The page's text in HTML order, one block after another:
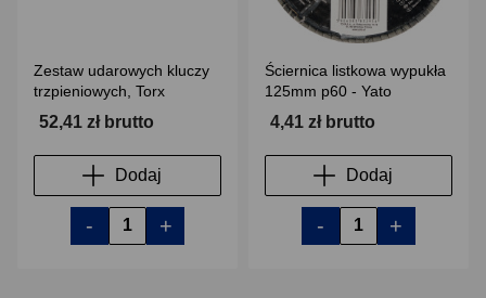
Zestaw udarowych kluczy
trzpieniowych, Torx
52,41 zł brutto
Dodaj
- +
Ściernica listkowa wypukła
125mm p60 - Yato
4,41 zł brutto
Dodaj
- +